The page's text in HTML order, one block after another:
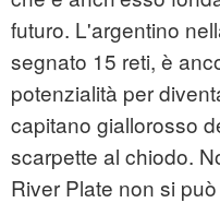
futuro. L'argentino
segnato 15 reti, è
potenzialità per
capitano giallorosso
scarpette al chiodo.
River Plate non si